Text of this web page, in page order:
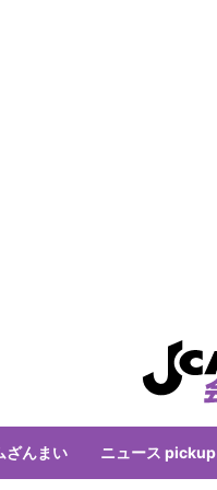
ざんまい ニュース pickup